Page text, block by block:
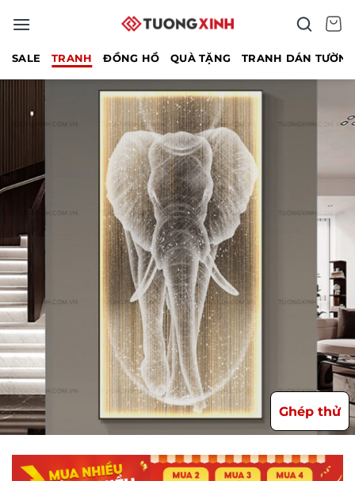
qua
SALE TRANH ĐỒNG HỒ QUÀ TẶNG TRANH DÁN
Ghép thử